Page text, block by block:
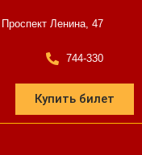
Проспект Ленина, 47
744-330
Купить билет